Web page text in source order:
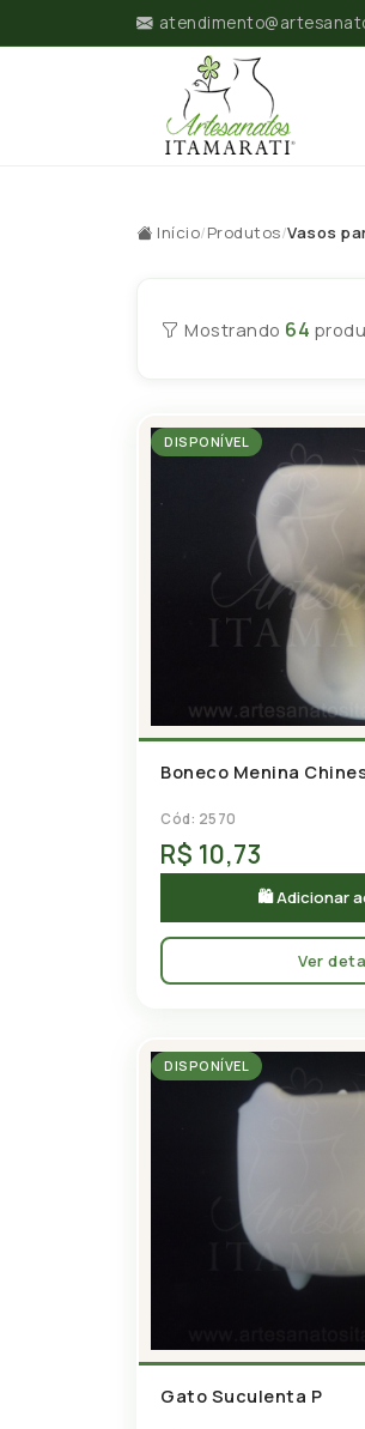
Início/Produtos/Vasos
Mostrando 64
DISPONÍVEL
Boneco Menina
Cód: 2570
R$ 10,73
🛍 Adicionar
Ver
DISPONÍVEL
Gato Suculenta P